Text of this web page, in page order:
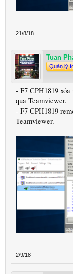
21/8/18
Tuan
Quản lý
- F7 CPH1819 xóa
qua Teamviewer.
- F7 CPH1819
Teamviewer.
2/9/18